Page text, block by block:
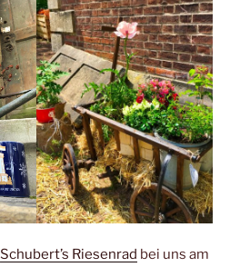
Schubert’s Riesenrad bei uns am